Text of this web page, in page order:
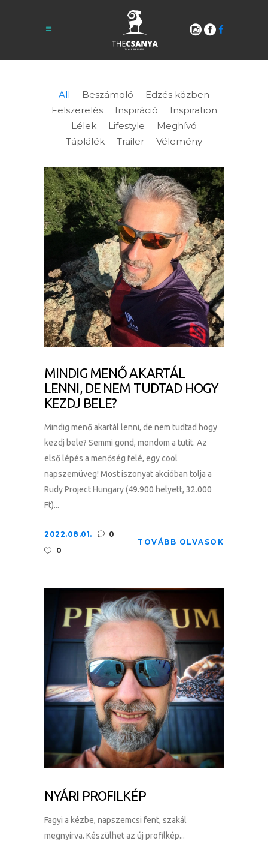
All Beszámoló
Edzés közben
Felszerelés
Inspiráció
Inspiration
Lélek
Lifestyle
Meghívó
Táplálék
Trailer Vélemény
MINDIG MENŐ AKARTÁL
LENNI, DE NEM TUDTAD HOGY
KEZDJ BELE?
Mindig menő akartál lenni, de nem tudtad hogy
kezdj bele? Semmi gond, mondom a tutit. Az
első lépés a menőség felé, egy cool
napszemüveg! Most iszonyat akcióban tolja a
Rudy Project Hungary (49.900 helyett, 32.000
Ft)...
2022.08.01.
0
0
TOVÁBB OLVASOK
NYÁRI PROFILKÉP
Fagyi a kézbe, napszemcsi fent, szakál
megnyírva. Készülhet az új profilkép...